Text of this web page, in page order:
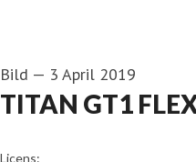
Bild — 3 April 2019
TITAN GT1
go to media item
Licens: